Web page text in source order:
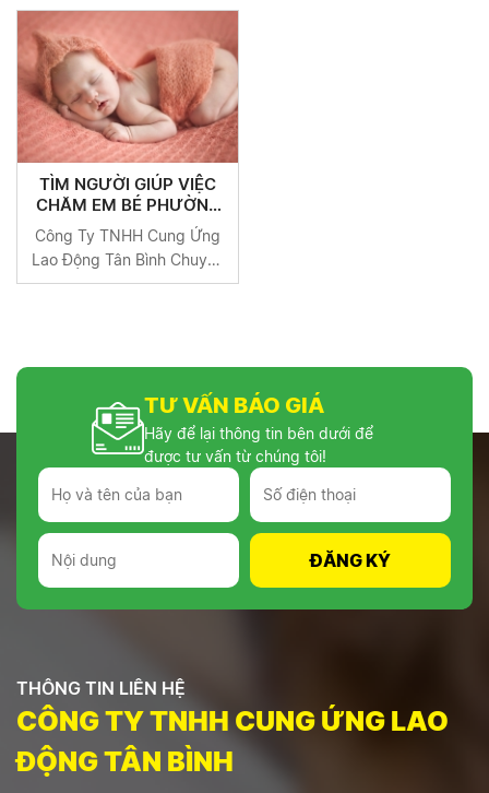
Uy Tín Tại TP HCM
TÌM NGƯỜI GIÚP VIỆC
CHĂM EM BÉ PHƯỜNG
HIỆP PHÚ QUẬN 9
Công Ty TNHH Cung Ứng
Lao Động Tân Bình Chuyên
Cung Cấp Người Giúp Việc
TƯ VẤN BÁO GIÁ
Hãy để lại thông tin bên dưới để
được tư vấn từ chúng tôi!
THÔNG TIN LIÊN HỆ
CÔNG TY TNHH CUNG ỨNG LAO
ĐỘNG TÂN BÌNH